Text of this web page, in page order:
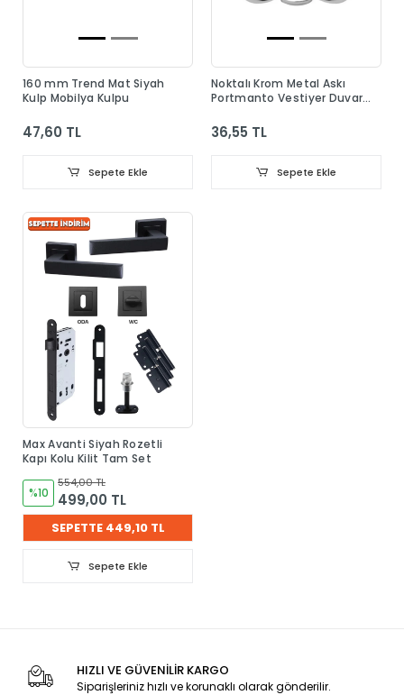
160 mm Trend Mat Siyah
Kulp Mobilya Kulpu
47,60 TL
Sepete Ekle
Noktalı Krom Metal Askı
Portmanto Vestiyer Duvar
36,55 TL
Sepete Ekle
Max Avanti Siyah Rozetli
Kapı Kolu Kilit Tam Set
%10
554,00 TL
499,00 TL
SEPETTE 449,10 TL
Sepete Ekle
HIZLI VE GÜVENİLİR KARGO
Siparişleriniz hızlı ve korunaklı olarak gönderilir.